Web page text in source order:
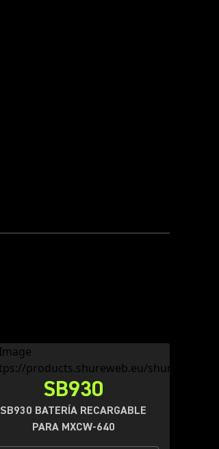
SB930
SB930 BATERÍA RECARGABLE
PARA MXCW-640